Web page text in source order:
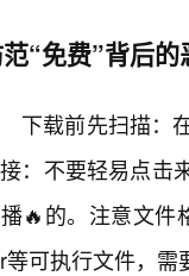
“免费”背后
下载前先扫描：
：不要轻易点击
🔥的。注意文件
等可执行文件，需